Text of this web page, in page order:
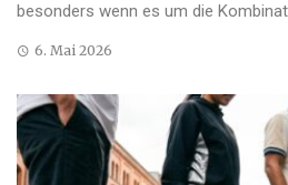
besonders wenn es um die
6. Mai 2026